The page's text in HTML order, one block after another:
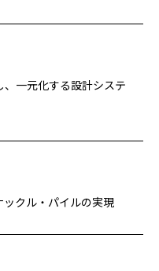
一元化する設計システ
クル・パイルの実現